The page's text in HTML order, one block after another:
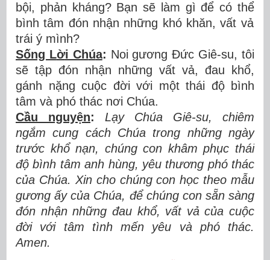
bội, phản kháng? Bạn sẽ àm gì để có thể
bình tâm đón nhận những khókhăn, vất vả
trái ý mình?
Sống Lời Chúa: Noi gươngĐức Giê-su, tôi
sẽ tập đón nhận những vất vả, đau khổ,
gánh nặng cuộc đời với một thái độbình
tâm và phó thác nơi Chúa.
Cầu nguyện: Lạy Chúa Giê-su, chiêm
ngắm cung cách Chúa trong những ngày
trước khổnạn, chúng con khâm phục thái
độ bình tâm anh hùng, yêu thương phóthác
của Chúa. Xin cho chúng con học theo mẫu
gươngấy của Chúa, đểchúng con sẵn sàng
đón nhận những đau khổ, vất vảcủa cuộc
đời với tâm tình mến yêu vàphóthác.
Amen.